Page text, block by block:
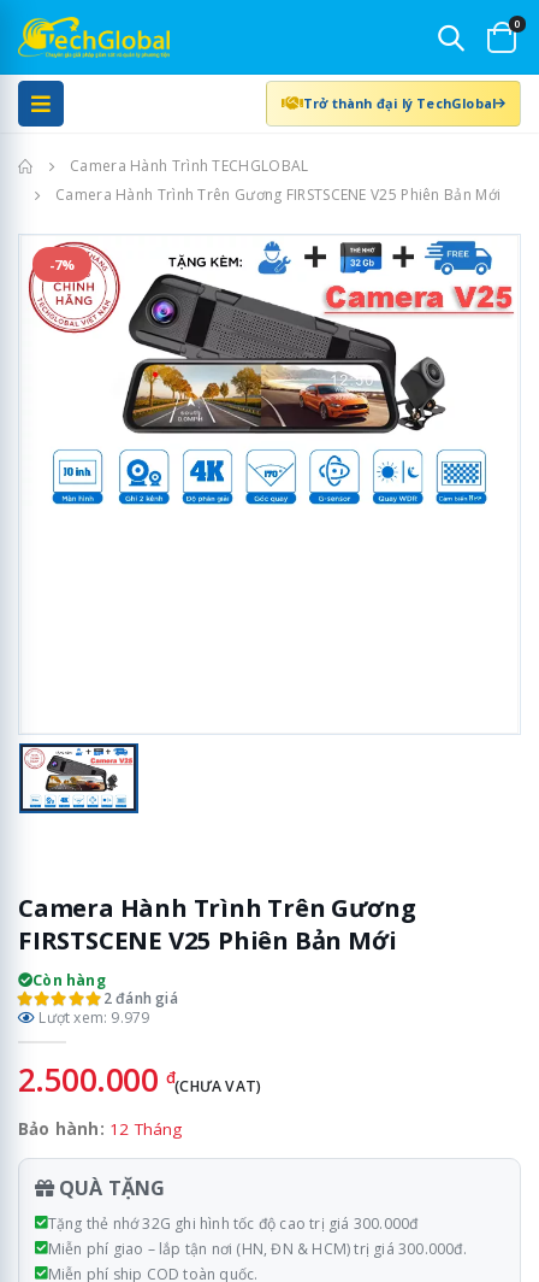
0
Trở thành đại lý TechGlobal
Trang chủCamera Hành Trình TECHGLOBAL
Camera Hành Trình Trên Gương FIRSTSCENE V25 Phiên Bản Mới
-7%
Camera Hành Trình Trên Gương
FIRSTSCENE V25 Phiên Bản Mới
Còn hàng
2 đánh giá
Lượt xem: 9.979
2.500.000 đ(CHƯA VAT)
Bảo hành: 12 Tháng
QUÀ TẶNG
Tặng thẻ nhớ 32G ghi hình tốc độ cao trị giá 300.000đ
Miễn phí giao – lắp tận nơi (HN, ĐN & HCM) trị giá 300.000đ.
Miễn phí ship COD toàn quốc.